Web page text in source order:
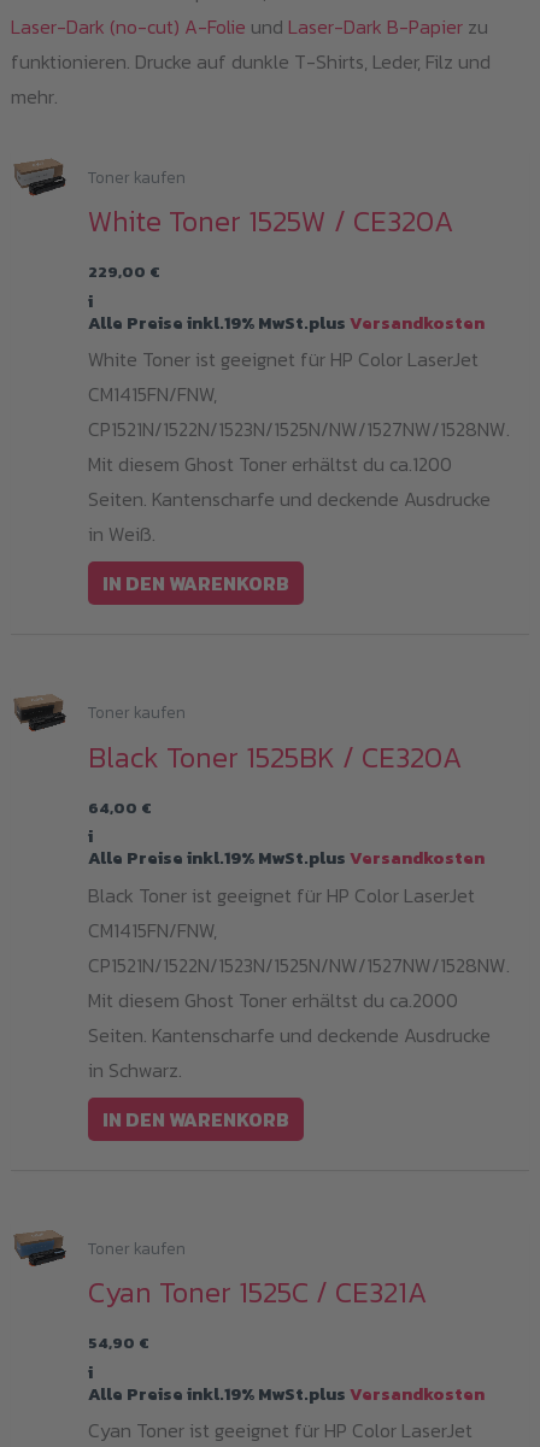
Laser-Dark (no-cut) A-Folie und Laser-Dark B-Papierzu
funktionieren. Drucke auf dunkle T-Shirts, Leder, Filz und
mehr.
Toner kaufen
White Toner 1525W / CE320A
229,00 €
i
Alle Preise inkl.19% MwSt.plusVersandkosten
White Toner ist geeignet für HP Color LaserJet
CM1415FN/FNW,
CP1521N/1522N/1523N/1525N/NW/1527NW/1528NW.
Mit diesem Ghost Toner erhältst du ca.1200
Seiten. Kantenscharfe und deckende Ausdrucke
in Weiß.
IN DEN WARENKORB
Toner kaufen
Black Toner 1525BK / CE320A
64,00 €
i
Alle Preise inkl.19% MwSt.plusVersandkosten
Black Toner ist geeignet für HP Color LaserJet
CM1415FN/FNW,
CP1521N/1522N/1523N/1525N/NW/1527NW/1528NW.
Mit diesem Ghost Toner erhältst du ca.2000
Seiten. Kantenscharfe und deckende Ausdrucke
in Schwarz.
IN DEN WARENKORB
Toner kaufen
Cyan Toner 1525C / CE321A
54,90 €
i
Alle Preise inkl.19% MwSt.plusVersandkosten
Cyan Toner ist geeignet für HP Color LaserJet